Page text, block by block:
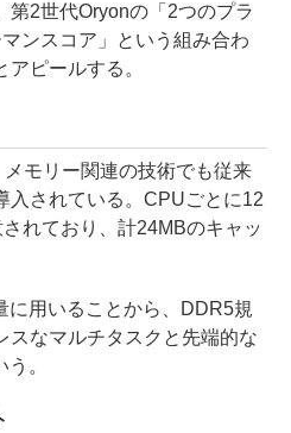
第2世代Oryonの「2つのプラ
ンスコア」という組み合わ
ピールする。
モリー関連の技術でも従来
入されている。CPUごとに12
れており、計24MBのキャッ
用いることから、DDR5規
スなマルチタスクと先端的な
。